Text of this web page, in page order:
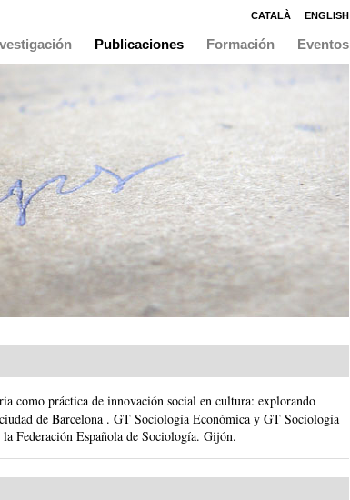
CATALÀ ENGLISH
Publicaciones Formación Eventos
como práctica de innovación social en cultura: explorando
de Barcelona . GT Sociología Económica y GT Sociología
Federación Española de Sociología.Gijón.